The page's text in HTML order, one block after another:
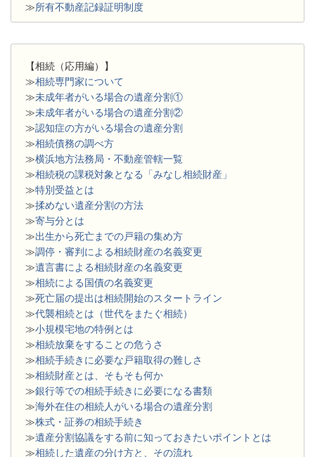
≫所有不動産記録証明制度
【相続（応用編）】
≫相続専門家について
≫未成年者がいる場合の遺産分割①
≫未成年者がいる場合の遺産分割②
≫認知症の方がいる場合の遺産分割
≫相続債務の調べ方
≫横浜地方法務局・不動産管轄一覧
≫相続税の課税対象となる「みなし相続財産」
≫特別受益とは
≫揉めない遺産分割の方法
≫寄与分とは
≫出生から死亡までの戸籍の集め方
≫調停・審判による相続財産の名義変更
≫遺言書による相続財産の名義変更
≫相続による国債の名義変更
≫死亡届の提出は相続開始のスタートライン
≫代襲相続とは（世代をまたぐ相続）
≫小規模宅地の特例とは
≫相続放棄をすることの危うさ
≫相続手続きに必要な戸籍取得の難しさ
≫相続財産とは、そもそも何か
≫銀行等での相続手続きに必要になる書類
​≫海外在住の相続人がいる場合の遺産分割
≫株式・証券の相続手続き
≫遺産分割協議をする前に知っておきたいポイントとは
≫相続した遺産の分け方と、その流れ